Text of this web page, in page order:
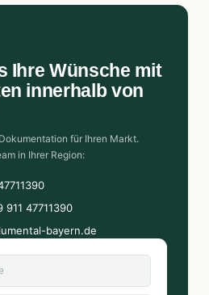
Ihre Wünsche mit
innerhalb von
für Ihren Markt.
in Ihrer Region:
911 47711390
bayern.de